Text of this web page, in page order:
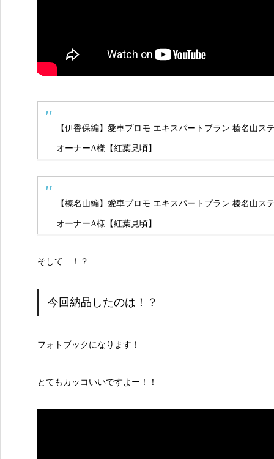
【伊香保編】愛車プロモ エキスパートプラン 榛名山ス
オーナーA様【紅葉見頃】
【榛名山編】愛車プロモ エキスパートプラン 榛名山ス
オーナーA様【紅葉見頃】
そして…！？
今回納品したのは！？
フォトブックになります！
とてもカッコいいですよー！！